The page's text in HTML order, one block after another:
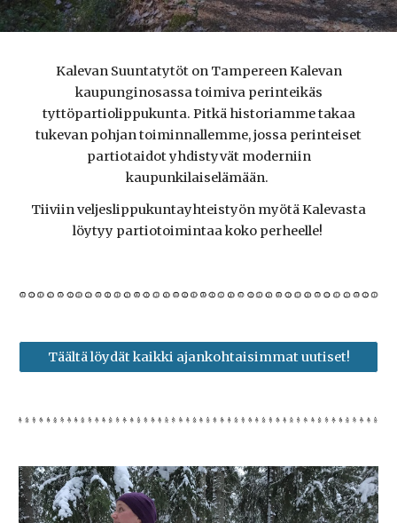
Kalevan Suuntatytöt on Tampereen Kalevan
kaupunginosassa toimiva perinteikäs
tyttöpartiolippukunta. Pitkä historiamme takaa
tukevan pohjan toiminnallemme, jossa perinteiset
partiotaidot yhdistyvät moderniin
kaupunkilaiselämään.
Tiiviin veljeslippukuntayhteistyön myötä Kalevasta
löytyy partiotoimintaa koko perheelle!
Täältä löydät kaikki ajankohtaisimmat uutiset!